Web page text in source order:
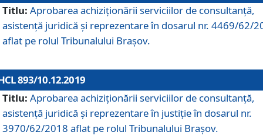
Titlu: Aprobarea achiziţionării serviciilor de consultanţă,
asistenţă juridică şi reprezentare în dosarul nr. 4469/62/
aflat pe rolul Tribunalului Braşov.
893/10.12.2019
Titlu: Aprobarea achiziţionării serviciilor de consultanţă,
asistenţă juridică şi reprezentare în justiţie în dosarul nr.
3970/62/2018 aflat pe rolul Tribunalului Braşov.